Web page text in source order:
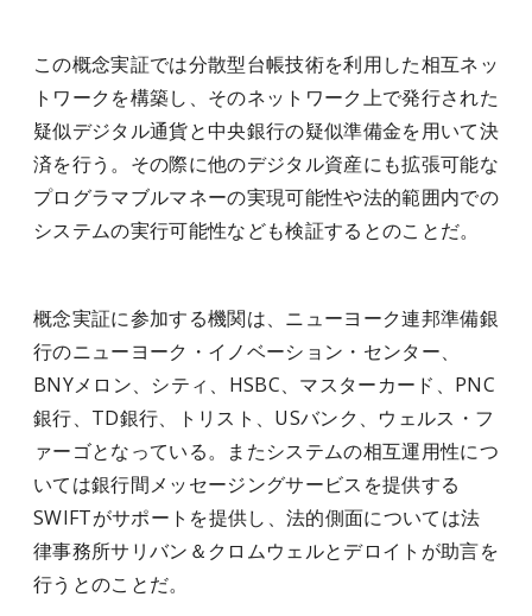
この概念実証では分散型台帳技術を利用した相互ネッ
トワークを構築し、そのネットワーク上で発行された
疑似デジタル通貨と中央銀行の疑似準備金を用いて決
済を行う。その際に他のデジタル資産にも拡張可能な
プログラマブルマネーの実現可能性や法的範囲内での
システムの実行可能性なども検証するとのことだ。
概念実証に参加する機関は、ニューヨーク連邦準備銀
行のニューヨーク・イノベーション・センター、
BNYメロン、シティ、HSBC、マスターカード、PNC
銀行、TD銀行、トリスト、USバンク、ウェルス・フ
ァーゴとなっている。またシステムの相互運用性につ
いては銀行間メッセージングサービスを提供する
SWIFTがサポートを提供し、法的側面については法
律事務所サリバン＆クロムウェルとデロイトが助言を
行うとのことだ。